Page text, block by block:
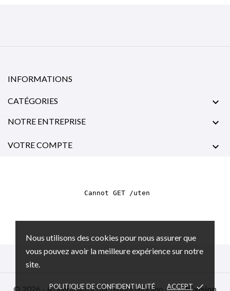
Nous utilisons des cookies pour nous assurer que
vous pouvez avoir la meilleure expérience sur notre
site.
POLITIQUE DE CONFIDENTIALITÉ ACCEPT done
INFORMATIONS
CATÉGORIES 
NOTRE ENTREPRISE 
VOTRE COMPTE 
© 2026 - Azienda Agricola Tenuta Morano - byMGvision